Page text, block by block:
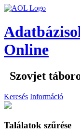
Online
Szovjet
Keresés Információ
Találatok szűrése